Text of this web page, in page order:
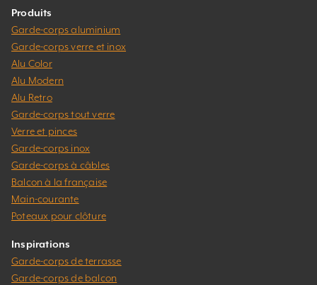
Produits
Garde-corps aluminium
Garde-corps verre et inox
Alu Color
Alu Modern
Alu Retro
Garde-corps tout verre
Verre et pinces
Garde-corps inox
Garde-corps à câbles
Balcon à la française
Main-courante
Poteaux pour clôture
Inspirations
Garde-corps de terrasse
Garde-corps de balcon